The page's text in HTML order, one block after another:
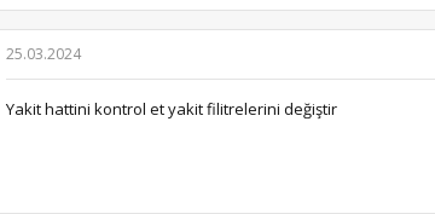
25.03.2024
Yakit hattini kontrol et yakit filitrelerini değiştir